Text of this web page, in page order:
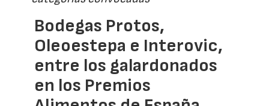
Bodegas Protos,
Oleoestepa e Interovic,
entre los galardonados
en los Premios